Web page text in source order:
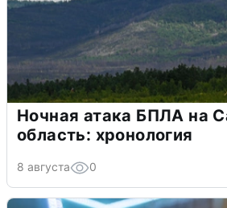
Ночная атака БПЛА на
область: хронология
8 августа 0